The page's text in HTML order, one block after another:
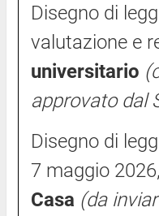
Disegno di
valutazione e
universitario
approvato dal
Disegno di
7 maggio
Casa (da